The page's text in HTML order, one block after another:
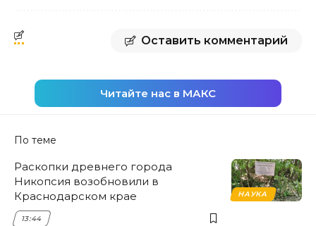
Оставить комментарий
Читайте нас в МАКС
По теме
НАУКА
Раскопки древнего города
Никопсия возобновили в
Краснодарском крае
13:44